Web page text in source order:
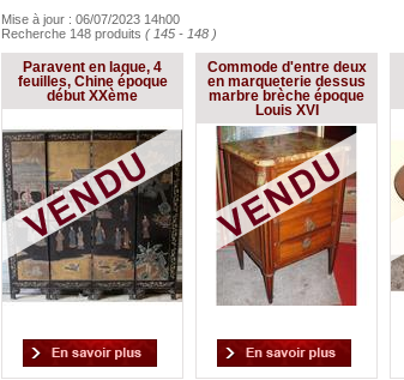
Clément SERVEAU
1886-1972
Clément SERVEAU 1886-
1972 "Portrait de Boxer"
2 500 €
Mise à jour : 06/07/2023 14h00
Recherche 148 produits ( 145 - 148 )
Paravent en laque, 4
feuilles, Chine époque
début XXème
Commode d'entre deux
en marqueterie dessus
marbre brèche époque
Louis XVI